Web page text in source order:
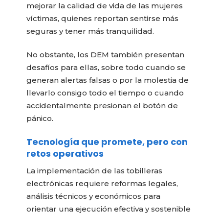
mejorar la calidad de vida de las mujeres
víctimas, quienes reportan sentirse más
seguras y tener más tranquilidad.
No obstante, los DEM también presentan
desafíos para ellas, sobre todo cuando se
generan alertas falsas o por la molestia de
llevarlo consigo todo el tiempo o cuando
accidentalmente presionan el botón de
pánico.
Tecnología que promete, pero con
retos operativos
La implementación de las tobilleras
electrónicas requiere reformas legales,
análisis técnicos y económicos para
orientar una ejecución efectiva y sostenible